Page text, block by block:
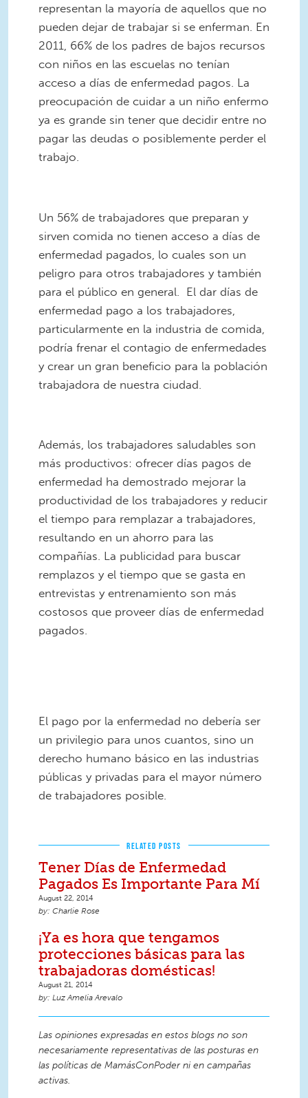
representan la mayoría de aquellos que no
pueden dejar de trabajar si se enferman. En
2011, 66% de los padres de bajos recursos
con niños en las escuelas no tenían
acceso a días de enfermedad pagos. La
preocupación de cuidar a un niño enfermo
ya es grande sin tener que decidir entre no
pagar las deudas o posiblemente perder el
trabajo.
Un 56% de trabajadores que preparan y
sirven comida no tienen acceso a días de
enfermedad pagados, lo cuales son un
peligro para otros trabajadores y también
para el público en general. El dar días de
enfermedad pago a los trabajadores,
particularmente en la industria de comida,
podría frenar el contagio de enfermedades
y crear un gran beneficio para la población
trabajadora de nuestra ciudad.
Además, los trabajadores saludables son
más productivos: ofrecer días pagos de
enfermedad ha demostrado mejorar la
productividad de los trabajadores y reducir
el tiempo para remplazar a trabajadores,
resultando en un ahorro para las
compañías. La publicidad para buscar
remplazos y el tiempo que se gasta en
entrevistas y entrenamiento son más
costosos que proveer días de enfermedad
pagados.
El pago por la enfermedad no debería ser
un privilegio para unos cuantos, sino un
derecho humano básico en las industrias
públicas y privadas para el mayor número
de trabajadores posible.
RELATED POSTS
Tener Días de Enfermedad
Pagados Es Importante Para Mí
August 22, 2014
Charlie Rose
¡Ya es hora que tengamos
protecciones básicas para las
trabajadoras domésticas!
August 21, 2014
Luz Amelia Arevalo
Las opiniones expresadas en estos blogs no son
necesariamente representativas de las posturas en
las políticas de MamásConPoder ni en campañas
activas.